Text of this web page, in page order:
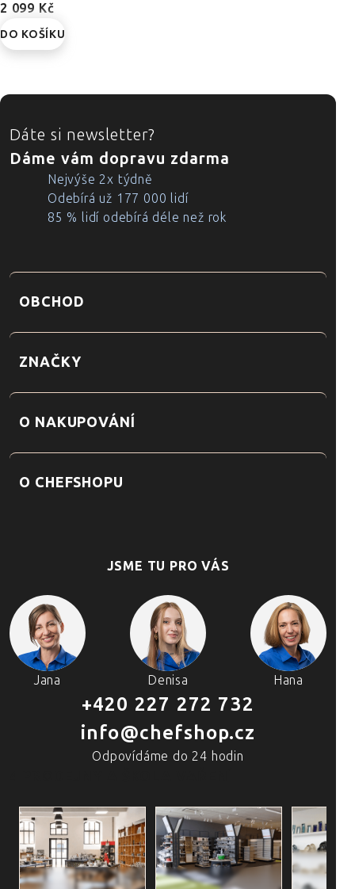
2 099 Kč
DO KOŠÍKU
ZÁPATÍ
Dáte si newsletter?
Dáme vám dopravu zdarma
Nejvýše 2x týdně
Odebírá už 177 000 lidí
85 % lidí odebírá déle než rok
OBCHOD
ZNAČKY
O NAKUPOVÁNÍ
O CHEFSHOPU
JSME TU PRO VÁS
Jana Denisa Hana
+420 227 272 732
info@chefshop.cz
Odpovídáme do 24 hodin